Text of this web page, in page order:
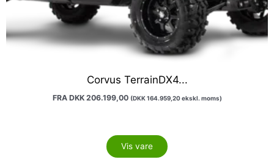
Corvus TerrainDX4...
FRA DKK206.199,00 (DKK164.959,20ekskl. moms)
Vis vare